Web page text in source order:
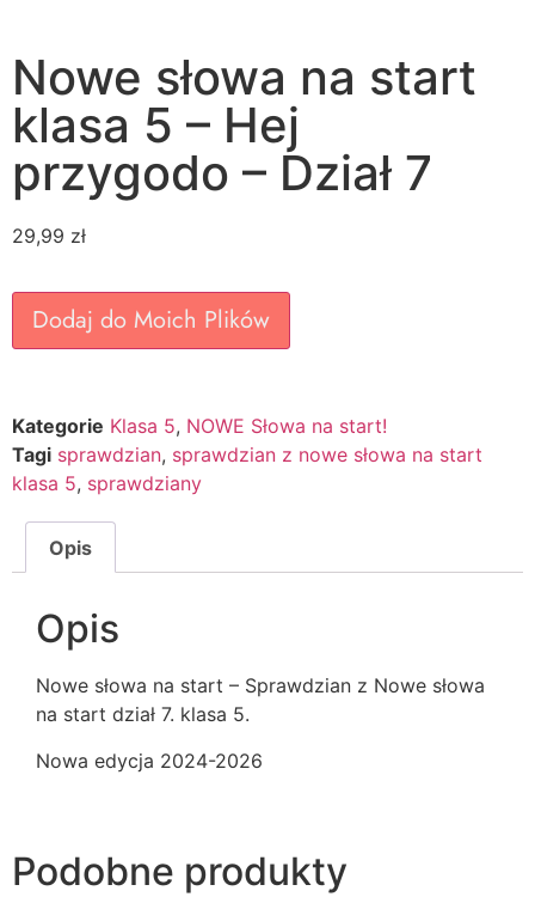
Nowe słowa na start
klasa 5 – Hej
przygodo – Dział 7
29,99 zł
Dodaj do Moich Plików
Kategorie Klasa 5, NOWE Słowa na start!
Tagi sprawdzian, sprawdzian z nowe słowa na start
klasa 5, sprawdziany
Opis
Opis
Nowe słowa na start – Sprawdzian z Nowe słowa
na start dział 7. klasa 5.
Nowa edycja 2024-2026
Podobne produkty